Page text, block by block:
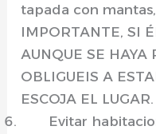
tapada con
IMPORTANTE, SI
AUNQUE SE HAYA
OBLIGUEIS A
ESCOJA EL LUGAR.
Evitar